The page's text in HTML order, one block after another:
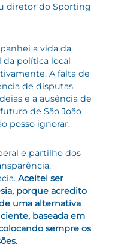
diretor do Sporting
a vida da
da política local
A falta de
de disputas
e a ausência de
de São João
posso ignorar.
e partilho dos
Aceitei ser
porque acredito
uma alternativa
baseada em
sempre os